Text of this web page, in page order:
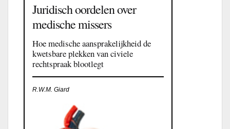
Juridisch oordelen over
medische missers
Hoe medische aansprakelijkheid de
kwetsbare plekken van civiele
rechtspraak blootlegt
R.W.M. Giard